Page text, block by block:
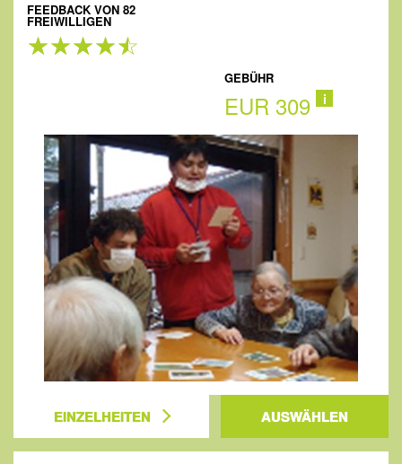
FEEDBACK VON 82
FREIWILLIGEN
GEBÜHR
EUR 309 i
EINZELHEITEN AUSWÄHLEN